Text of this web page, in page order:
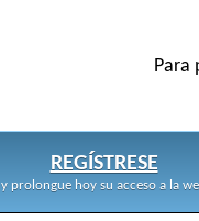
REGÍSTRESE
y prolongue hoy su acceso a la
Para